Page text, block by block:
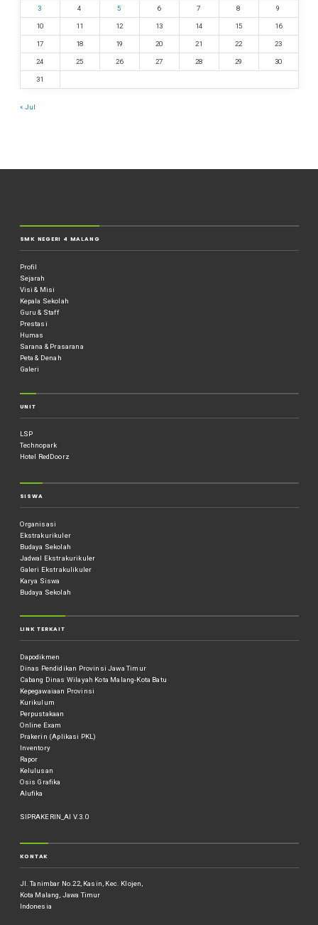
3 4 5 6 7 8 9
10 11 12 13 14 15 16
17 18 19 20 21 22 23
24 25 26 27 28 29 30
31
« Jul
SMK NEGERI 4 MALANG
Profil
Sejarah
Visi & Misi
Kepala Sekolah
Guru & Staff
Prestasi
Humas
Sarana & Prasarana
Peta & Denah
Galeri
UNIT
LSP
Technopark
Hotel RedDoorz
SISWA
Organisasi
Ekstrakurikuler
Budaya Sekolah
Jadwal Ekstrakurikuler
Galeri Ekstrakulikuler
Karya Siswa
Budaya Sekolah
LINK TERKAIT
Dapodikmen
Dinas Pendidikan Provinsi Jawa Timur
Cabang Dinas Wilayah Kota Malang-Kota Batu
Kepegawaiaan Provinsi
Kurikulum
Perpustakaan
Online Exam
Prakerin (Aplikasi PKL)
Inventory
Rapor
Kelulusan
Osis Grafika
Alufika
SIPRAKERIN_AI V.3.0
KONTAK
Jl. Tanimbar No.22, Kasin, Kec. Klojen,
Kota Malang, Jawa Timur
Indonesia